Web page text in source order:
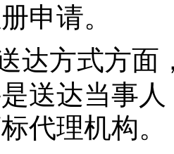
申请。
达方式方面
送达当事
代理机构。